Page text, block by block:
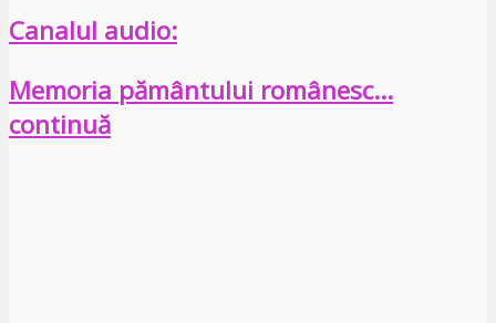
Canalul audio:
Memoria pământului românesc…
continuă